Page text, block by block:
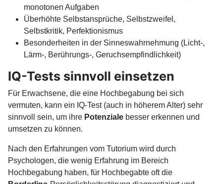
monotonen Aufgaben
Überhöhte Selbstansprüche, Selbstzweifel,
Selbstkritik, Perfektionismus
Besonderheiten in der Sinneswahrnehmung (Licht-,
Lärm-, Berührungs-, Geruchsempfindlichkeit)
IQ-Tests sinnvoll einsetzen
Für Erwachsene, die eine Hochbegabung bei sich
vermuten, kann ein IQ-Test (auch in höherem Alter) sehr
sinnvoll sein, um ihre Potenziale besser erkennen und
umsetzen zu können.
Nach den Erfahrungen vom Tutorium wird durch
Psychologen, die wenig Erfahrung im Bereich
Hochbegabung haben, für Hochbegabte oft die